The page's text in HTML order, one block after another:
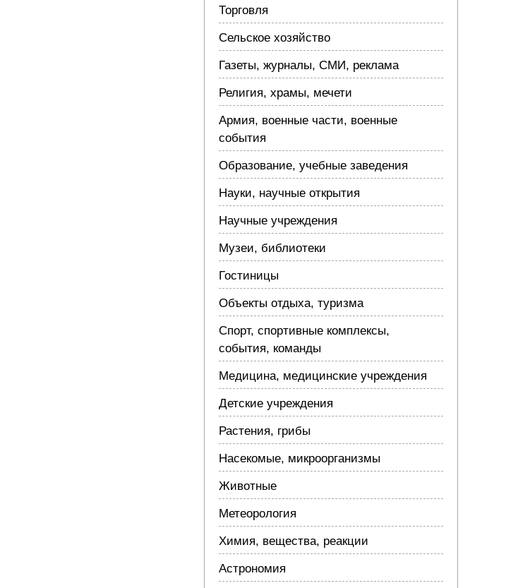
Торговля
Сельское хозяйство
Газеты, журналы, СМИ, реклама
Религия, храмы, мечети
Армия, военные части, военные
события
Образование, учебные заведения
Науки, научные открытия
Научные учреждения
Музеи, библиотеки
Гостиницы
Объекты отдыха, туризма
Спорт, спортивные комплексы,
события, команды
Медицина, медицинские учреждения
Детские учреждения
Растения, грибы
Насекомые, микроорганизмы
Животные
Метеорология
Химия, вещества, реакции
Астрономия